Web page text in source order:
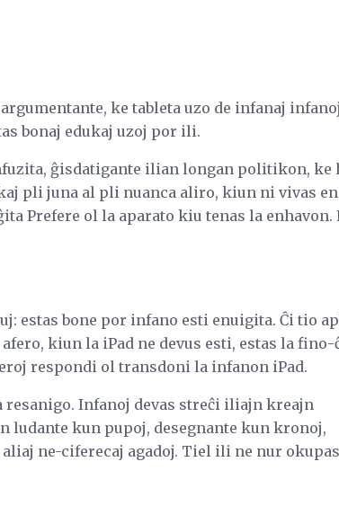
ke tableta uzo de infanaj infanoj
bonaj edukaj uzoj por ili.
ĝisdatigante ilian longan politikon, ke
pli juna al pli nuanca aliro, kiun ni vivas en
Prefere ol la aparato kiu tenas la enhavon.
estas bone por infano esti enuigita. Ĉi tio
kiun la iPad ne devus esti, estas la
respondi ol transdoni la infanon iPad.
resanigo. Infanoj devas streĉi iliajn kreajn
kun pupoj, desegnante kun kronoj,
ne-ciferecaj agadoj. Tiel ili ne nur